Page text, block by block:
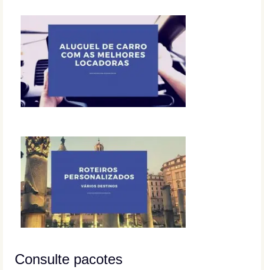
Consulte pacotes